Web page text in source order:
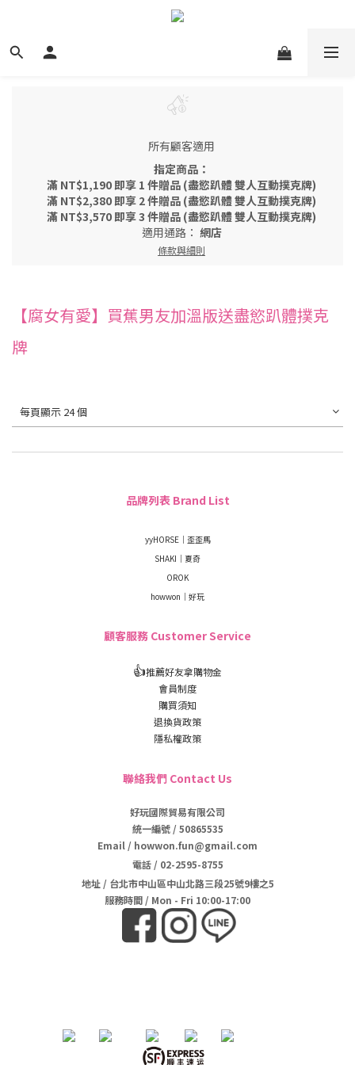
所有顧客適用
指定商品：
滿 NT$1,190 即享 1 件贈品 (盡慾趴體 雙人互動撲克牌)
滿 NT$2,380 即享 2 件贈品 (盡慾趴體 雙人互動撲克牌)
滿 NT$3,570 即享 3 件贈品 (盡慾趴體 雙人互動撲克牌)
適用通路： 網店
條款與細則
【腐女有愛】買蕉男友加溫版送盡慾趴體撲克
牌
每頁顯示 24 個
品牌列表 Brand List
yyHORSE｜歪歪馬
SHAKI｜夏奇
OROK
howwon｜好玩
顧客服務 Customer Service
👍推薦好友拿購物金
會員制度
購買須知
退換貨政策
隱私權政策
聯絡我們 Contact Us
好玩國際貿易有限公司
統一編號 / 50865535
Email / howwon.fun@gmail.com
電話/ 02-2595-8755
地址/ 台北市中山區中山北路三段25號9樓之5
服務時間 / Mon - Fri 10:00-17:00